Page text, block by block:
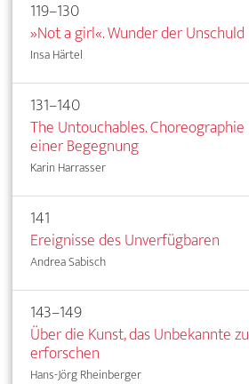
119–130
»Not a girl«. Wunder der Unschuld
Insa Härtel
131–140
The Untouchables. Choreographie
einer Begegnung
Karin Harrasser
141
Ereignisse des Unverfügbaren
Andrea Sabisch
143–149
Über die Kunst, das Unbekannte zu
erforschen
Hans-Jörg Rheinberger